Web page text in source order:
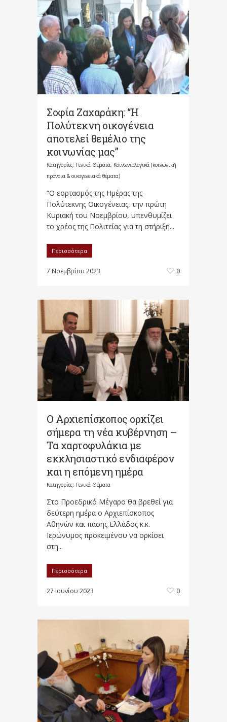
Σοφία Ζαχαράκη: “Η
Πολύτεκνη οικογένεια
αποτελεί θεμέλιο της
κοινωνίας μας”
Κατηγορίες: Γενικά Θέματα, Κοινωνιολογικά (κοινωνική
πρόνοια & οικογενειακά θέματα)
“Ο εορτασμός της Ημέρας της
Πολύτεκνης Οικογένειας, την πρώτη
Κυριακή του Νοεμβρίου, υπενθυμίζει
το χρέος της Πολιτείας για τη στήριξη...
Περισσότερα
7 Νοεμβρίου 2023 0
Ο Αρχιεπίσκοπος ορκίζει
σήμερα τη νέα κυβέρνηση –
Τα χαρτοφυλάκια με
εκκλησιαστικό ενδιαφέρον
και η επόμενη ημέρα
Κατηγορίες: Γενικά Θέματα
Στο Προεδρικό Μέγαρο θα βρεθεί για
δεύτερη ημέρα ο Αρχιεπίσκοπος
Αθηνών και πάσης Ελλάδος κ.κ.
Ιερώνυμος προκειμένου να ορκίσει
στη...
Περισσότερα
27 Ιουνίου 2023 0